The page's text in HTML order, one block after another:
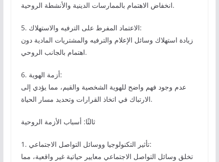
انخفاض الاهتمام بالممارسات الدينية والأنشطة الروحية.
5. الاعتماد المفرط على الترفيه والاستهلاك:
زيادة استهلاك وسائل الإعلام والترفيه والمشتريات المادية دون
اهتمام بالجانب الروحي.
6. أزمة الهوية:
عدم وجود فهم واضح للهوية الشخصية والقيم، مما يؤدي إلى
الارتباك في اتخاذ القرارات وتحديد مسار الحياة.
ثالثًا: أسباب الأزمة الروحية
1. تأثير التكنولوجيا ووسائل التواصل الاجتماعي:
تخلق وسائل التواصل الاجتماعي معايير حياتية غير واقعية، مما